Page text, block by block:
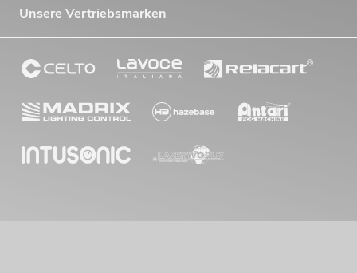
Unsere Vertriebsmarken